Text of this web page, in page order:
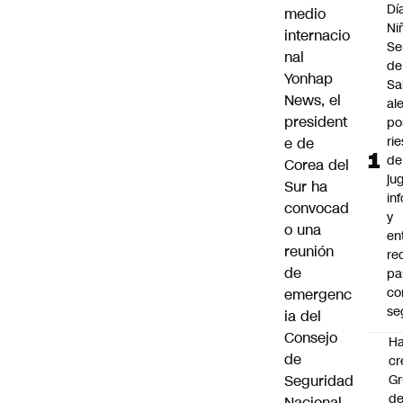
medio
internacio
nal
Yonhap
News, el
president
e de
Corea del
Sur ha
convocad
o una
reunión
de
emergenc
ia del
Consejo
de
Seguridad
de
de
y
de